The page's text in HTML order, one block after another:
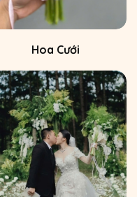
Hoa Cưới